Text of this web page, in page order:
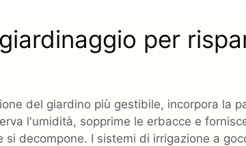
per
del giardino più gestibile, incorpora la
l'umidità, sopprime le erbacce e
si decompone. I sistemi di irrigazione a